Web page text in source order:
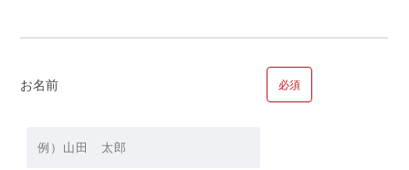
お名前 必須
【資金】